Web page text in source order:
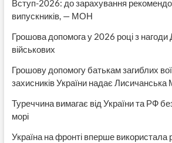
Вступ-2026: до зарахування
випускників, — МОН
Грошова допомога у 2026 році з нагоди
військових
Грошову допомогу батькам загиблих
захисників України надає
Туреччина вимагає від України та РФ
морі
Україна на фронті вперше використала